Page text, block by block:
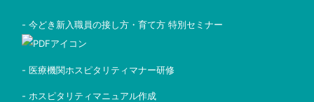
- 今どき新入職員の接し方・育て方 特別セミナー
- 医療機関ホスピタリティマナー研修
- ホスピタリティマニュアル作成